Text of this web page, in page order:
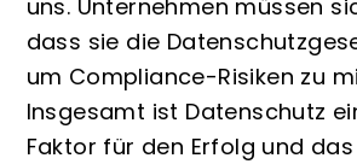
uns. Unternehmen müssen
dass sie die
um Compliance-Risiken zu
Insgesamt ist Datenschutz
Faktor für den Erfolg und